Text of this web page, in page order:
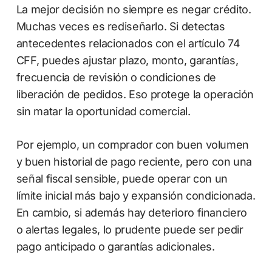
La mejor decisión no siempre es negar crédito.
Muchas veces es rediseñarlo. Si detectas
antecedentes relacionados con el artículo 74
CFF, puedes ajustar plazo, monto, garantías,
frecuencia de revisión o condiciones de
liberación de pedidos. Eso protege la operación
sin matar la oportunidad comercial.
Por ejemplo, un comprador con buen volumen
y buen historial de pago reciente, pero con una
señal fiscal sensible, puede operar con un
límite inicial más bajo y expansión condicionada.
En cambio, si además hay deterioro financiero
o alertas legales, lo prudente puede ser pedir
pago anticipado o garantías adicionales.